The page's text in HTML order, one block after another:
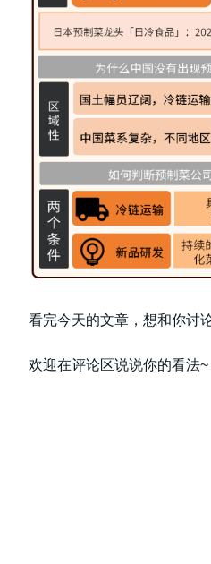
看完今天的文章，想和你讨
欢迎在评论区说说你的看法~